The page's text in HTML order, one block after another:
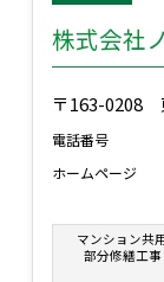
株式会社
〒163-0208
電話番号
ホームページ
マンション共
部分修繕工事